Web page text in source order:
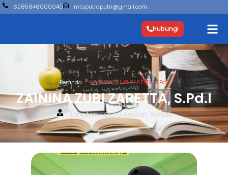
6285846000040 mtsputraputri@gmail.com
Hubungi
Beranda ZAININA ZUBI ZARETTA, S.Pd.I
ZAININA ZUBI ZARETTA, S.Pd.I
Jabatan : Guru Aqidah Akhlak